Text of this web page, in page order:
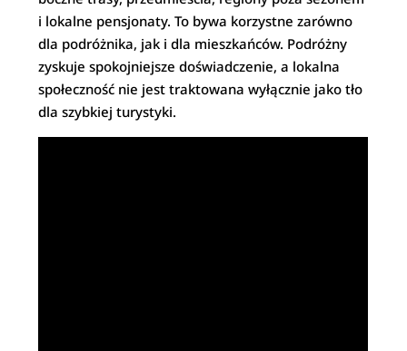
i lokalne pensjonaty. To bywa korzystne zarówno
dla podróżnika, jak i dla mieszkańców. Podróżny
zyskuje spokojniejsze doświadczenie, a lokalna
społeczność nie jest traktowana wyłącznie jako tło
dla szybkiej turystyki.